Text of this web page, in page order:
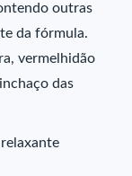
outras
da fórmula.
vermelhidão
das